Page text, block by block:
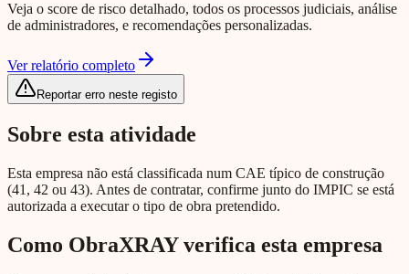
Veja o score de risco detalhado, todos os processos judiciais, análise
de administradores, e recomendações personalizadas.
Ver relatório completo
Reportar erro neste registo
Sobre esta atividade
Esta empresa não está classificada num CAE típico de construção
(41, 42 ou 43). Antes de contratar, confirme junto do IMPIC se está
autorizada a executar o tipo de obra pretendido.
Como ObraXRAY verifica esta empresa